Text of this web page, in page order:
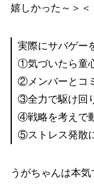
嬉しかった～＞＜
実際にサバゲー
①気づいたら童
②メンバーとコ
③全力で駆け回
④戦略を考えで
⑤ストレス発散
うがちゃんは本